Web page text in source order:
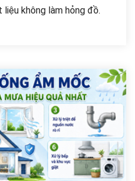
không làm hỏng đồ.